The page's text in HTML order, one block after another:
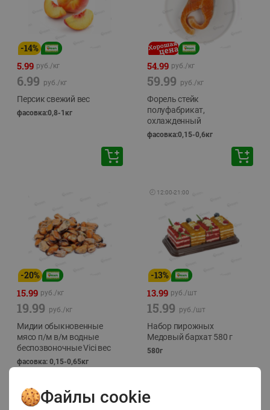
-14%
5.99 руб./кг
6.99 руб./кг
Персик свежий вес
фасовка:0,8-1кг
54.99 руб./кг
59.99 руб./кг
Форель стейк
полуфабрикат,
охлажденный
фасовка:0,15-0,6кг
-20%
15.99 руб./кг
19.99 руб./кг
Мидии обыкновенные
мясо п/м в/м водные
беспозвоночные Vici вес
фасовка: 0,15-0,65кг
🕘 12:00-21:00
-13%
13.99 руб./шт
15.99 руб./шт
Набор пирожных
Медовый бархат 580 г
580г
Файлы cookie